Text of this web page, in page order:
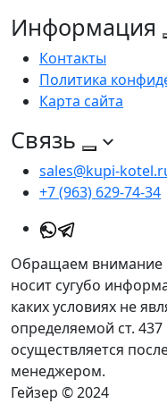
Информация
Контакты
Политика
Карта сайта
Связь
sales@kupi-
+7 (963) 629-74-34
Обращаем внимание
носит сугубо
каких условиях не
определяемой ст.
осуществляется
менеджером.
Гейзер © 2024